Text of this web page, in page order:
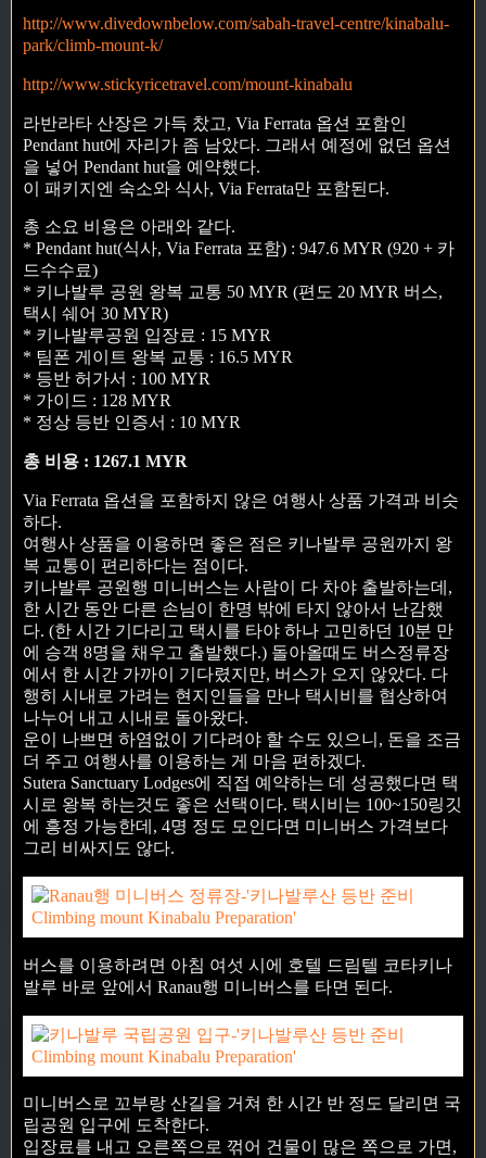
http://www.divedownbelow.com/sabah-travel-centre/kinabalu-
park/climb-mount-k/
http://www.stickyricetravel.com/mount-kinabalu
라반라타 산장은 가득 찼고, Via Ferrata 옵션 포함인
Pendant hut에 자리가 좀 남았다. 그래서 예정에 없던 옵션
을 넣어 Pendant hut을 예약했다.
이 패키지엔 숙소와 식사, Via Ferrata만 포함된다.
총 소요 비용은 아래와 같다.
* Pendant hut(식사, Via Ferrata 포함) : 947.6 MYR (920 + 카
드수수료)
* 키나발루 공원 왕복 교통 50 MYR (편도 20 MYR 버스,
택시 쉐어 30 MYR)
* 키나발루공원 입장료 : 15 MYR
* 팀폰 게이트 왕복 교통 : 16.5 MYR
* 등반 허가서 : 100 MYR
* 가이드 : 128 MYR
* 정상 등반 인증서 : 10 MYR
총 비용 : 1267.1 MYR
Via Ferrata 옵션을 포함하지 않은 여행사 상품 가격과 비슷
하다.
여행사 상품을 이용하면 좋은 점은 키나발루 공원까지 왕
복 교통이 편리하다는 점이다.
키나발루 공원행 미니버스는 사람이 다 차야 출발하는데,
한 시간 동안 다른 손님이 한명 밖에 타지 않아서 난감했
다. (한 시간 기다리고 택시를 타야 하나 고민하던 10분 만
에 승객 8명을 채우고 출발했다.) 돌아올때도 버스정류장
에서 한 시간 가까이 기다렸지만, 버스가 오지 않았다. 다
행히 시내로 가려는 현지인들을 만나 택시비를 협상하여
나누어 내고 시내로 돌아왔다.
운이 나쁘면 하염없이 기다려야 할 수도 있으니, 돈을 조금
더 주고 여행사를 이용하는 게 마음 편하겠다.
Sutera Sanctuary Lodges에 직접 예약하는 데 성공했다면 택
시로 왕복 하는것도 좋은 선택이다. 택시비는 100~150링깃
에 흥정 가능한데, 4명 정도 모인다면 미니버스 가격보다
그리 비싸지도 않다.
버스를 이용하려면 아침 여섯 시에 호텔 드림텔 코타키나
발루 바로 앞에서 Ranau행 미니버스를 타면 된다.
미니버스로 꼬부랑 산길을 거쳐 한 시간 반 정도 달리면 국
립공원 입구에 도착한다.
입장료를 내고 오른쪽으로 꺾어 건물이 많은 쪽으로 가면,